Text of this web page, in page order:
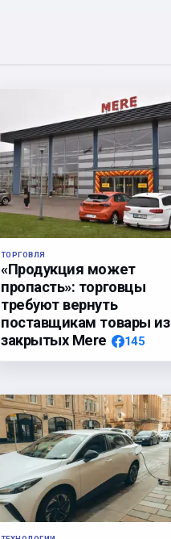
ТОРГОВЛЯ
«Продукция может
пропасть»: торговцы
требуют вернуть
поставщикам товары из
закрытых Mere
145